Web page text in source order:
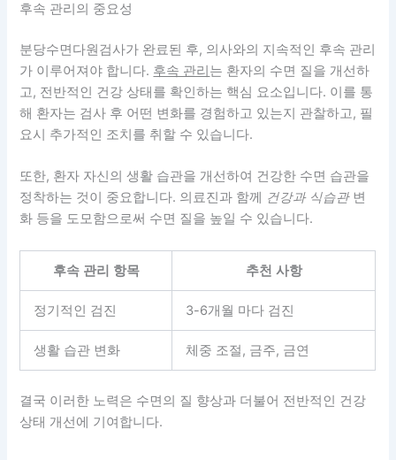
후속 관리의 중요성
분당수면다원검사가 완료된 후, 의사와의 지속적인 후속 관리
가 이루어져야 합니다. 후속 관리는 환자의 수면 질을 개선하
고, 전반적인 건강 상태를 확인하는 핵심 요소입니다. 이를 통
해 환자는 검사 후 어떤 변화를 경험하고 있는지 관찰하고, 필
요시 추가적인 조치를 취할 수 있습니다.
또한, 환자 자신의 생활 습관을 개선하여 건강한 수면 습관을
정착하는 것이 중요합니다. 의료진과 함께 건강과 식습관변
화 등을 도모함으로써 수면 질을 높일 수 있습니다.
후속 관리 항목 추천 사항
정기적인 검진 3-6개월 마다 검진
생활 습관 변화 체중 조절, 금주, 금연
결국 이러한 노력은 수면의 질 향상과 더불어 전반적인 건강
상태 개선에 기여합니다.